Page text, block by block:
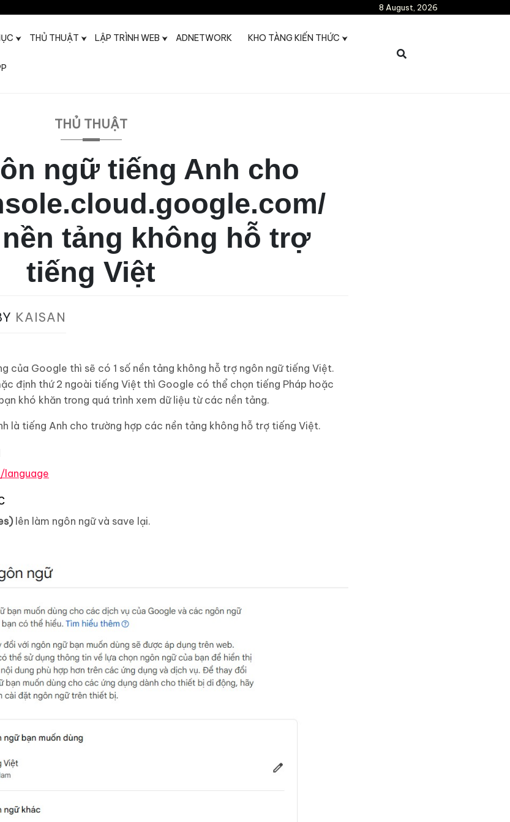
8 August, 2026
THỦ THUẬT LẬP TRÌNH WEB ADNETWORK KHO TÀNG KIẾN THỨC
THỦ THUẬT
ngữ tiếng Anh cho
tảng không hỗ trợ
tiếng Việt
KAISAN
của Google thì sẽ có 1 số nền tảng không hỗ trợ ngôn ngữ tiếng Việt.
định thứ 2 ngoài tiếng Việt thì Google có thể chọn tiếng Pháp hoặc
khó khăn trong quá trình xem dữ liệu từ các nền tảng.
là tiếng Anh cho trường hợp các nền tảng không hỗ trợ tiếng Việt.
lên làm ngôn ngữ và save lại.